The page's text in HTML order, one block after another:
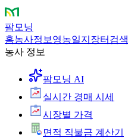
팜모닝
홈농사정보 영농일지 장터 검색
농사 정보
팜모닝 AI
실시간 경매 시세
시장별 가격
면적 직불금 계산기